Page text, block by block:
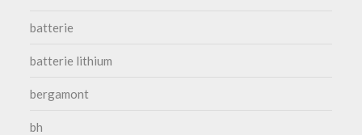
batterie
batterie lithium
bergamont
bh